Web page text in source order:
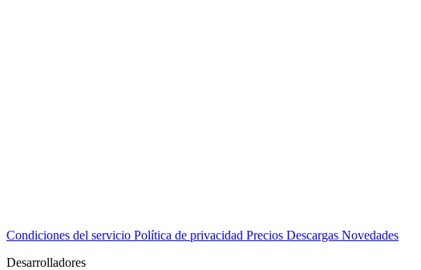
Condiciones del servicio Política de privacidad Precios Descargas Novedades
Desarrolladores